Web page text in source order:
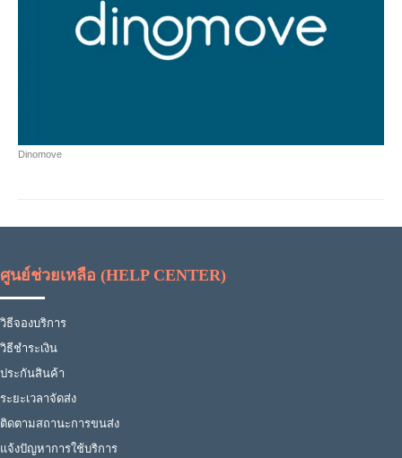
Dinomove
ศูนย์ช่วยเหลือ (HELP CENTER)
วิธีจองบริการ
วิธีชำระเงิน
ประกันสินค้า
ระยะเวลาจัดส่ง
ติดตามสถานะการขนส่ง
แจ้งปัญหาการใช้บริการ